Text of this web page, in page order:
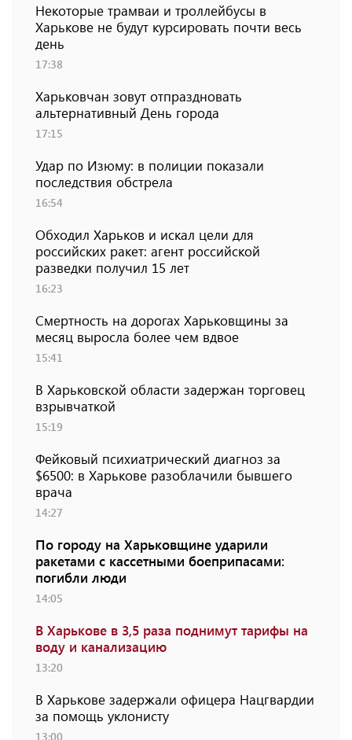
Некоторые трамваи и троллейбусы в
Харькове не будут курсировать почти весь
день
17:38
Харьковчан зовут отпраздновать
альтернативный День города
17:15
Удар по Изюму: в полиции показали
последствия обстрела
16:54
Обходил Харьков и искал цели для
российских ракет: агент российской
разведки получил 15 лет
16:23
Смертность на дорогах Харьковщины за
месяц выросла более чем вдвое
15:41
В Харьковской области задержан торговец
взрывчаткой
15:19
Фейковый психиатрический диагноз за
$6500: в Харькове разоблачили бывшего
врача
14:27
По городу на Харьковщине ударили
ракетами с кассетными боеприпасами:
погибли люди
14:05
В Харькове в 3,5 раза поднимут тарифы на
воду и канализацию
13:20
В Харькове задержали офицера Нацгвардии
за помощь уклонисту
13:00